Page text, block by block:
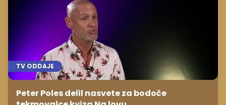
TV ODDAJE
Peter Poles delil nasvete za bodoče